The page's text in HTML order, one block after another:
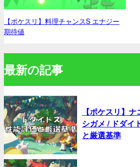
【ポケスリ】料理チャンスS エナジー
期待値
最新の記事
【ポケスリ】
シガメ / ドダイ
と厳選基準